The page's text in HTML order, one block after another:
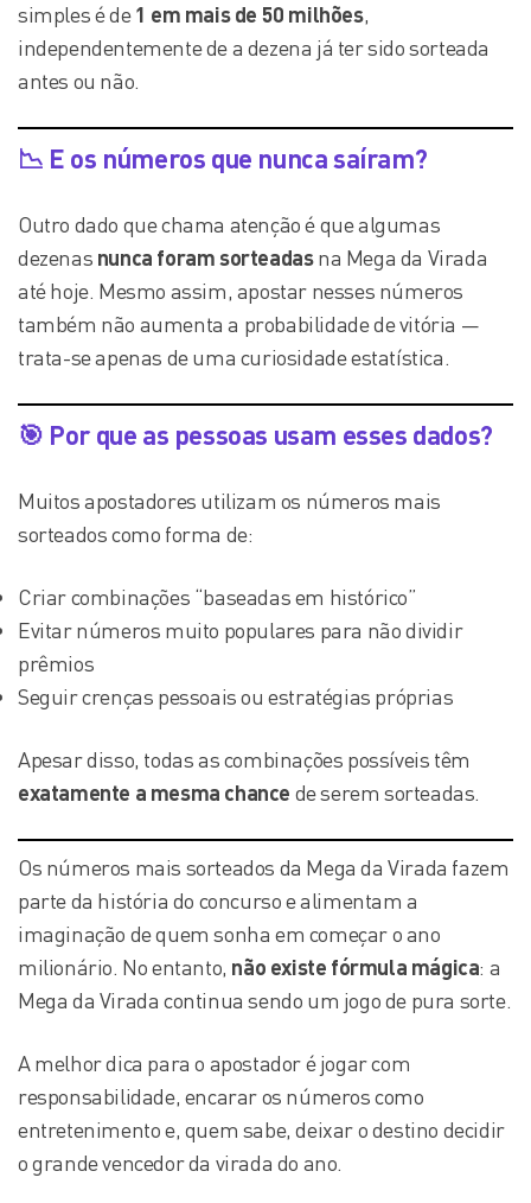
simples é de1 em mais de 50 milhões,
independentemente de a dezena já ter sido sorteada
antes ou não.
📉 E os números que nunca saíram?
Outro dado que chama atenção é que algumas
dezenas nunca foram sorteadasna Mega da Virada
até hoje. Mesmo assim, apostar nesses números
também não aumenta a probabilidade de vitória —
trata-se apenas de uma curiosidade estatística.
🎯 Por que as pessoas usam esses dados?
Muitos apostadores utilizam os números mais
sorteados como forma de:
Criar combinações “baseadas em histórico”
Evitar números muito populares para não dividir
prêmios
Seguir crenças pessoais ou estratégias próprias
Apesar disso, todas as combinações possíveis têm
exatamente a mesma chance de serem sorteadas.
Os números mais sorteados da Mega da Virada fazem
parte da história do concurso e alimentam a
imaginação de quem sonha em começar o ano
milionário. No entanto, não existe fórmula mágica: a
Mega da Virada continua sendo um jogo de pura sorte.
A melhor dica para o apostador é jogar com
responsabilidade, encarar os números como
entretenimento e, quem sabe, deixar o destino decidir
o grande vencedor da virada do ano.